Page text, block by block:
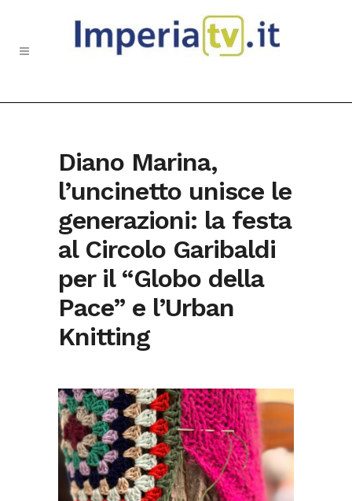
Diano Marina,
l’uncinetto unisce le
generazioni: la festa
al Circolo Garibaldi
per il “Globo della
Pace” e l’Urban
Knitting